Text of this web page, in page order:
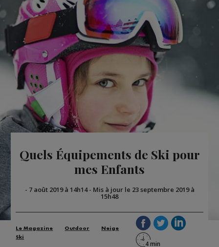
Quels Équipements de Ski pour
mes Enfants
- 7 août 2019 à 14h14- Mis à jour le 23 septembre 2019 à
15h48
Le Magazine Outdoor
Neige
Ski